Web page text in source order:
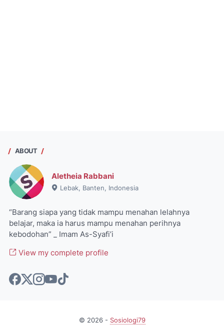
ABOUT
Aletheia Rabbani
Lebak, Banten, Indonesia
“Barang siapa yang tidak mampu menahan lelahnya
belajar, maka ia harus mampu menahan perihnya
kebodohan” _ Imam As-Syafi’i
View my complete profile
© 2026- Sosiologi79